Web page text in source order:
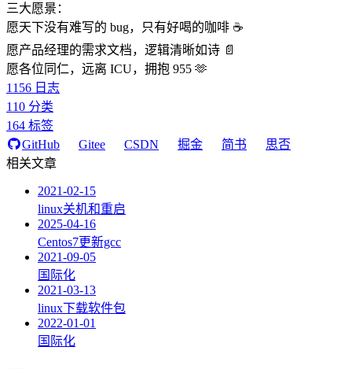
三大愿景：
愿天下没有难写的 bug，只有好喝的咖啡 ☕️
愿产品经理的需求文档，逻辑清晰如诗 📄
愿各位同仁，远离 ICU，拥抱 955 🫶
1156 日志
110 分类
164 标签
GitHub
Gitee CSDN 掘金 简书
思否
相关文章
2021-02-15
linux关机和重启
2025-04-16
Centos7更新gcc
2021-09-05
国际化
2021-03-13
linux下载软件包
2022-01-01
国际化